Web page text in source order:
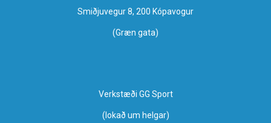
Smiðjuvegur 8, 200 Kópavogur
(Græn gata)
Verkstæði GG Sport
​(lokað um helgar)